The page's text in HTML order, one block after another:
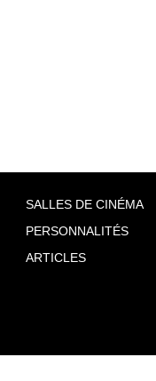
SALLES DE CINÉMA
PERSONNALITÉS
ARTICLES